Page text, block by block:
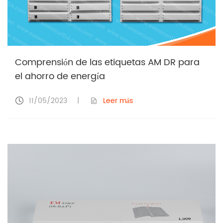
Comprensión de las etiquetas AM DR para
el ahorro de energía
11/05/2023 | Leer más